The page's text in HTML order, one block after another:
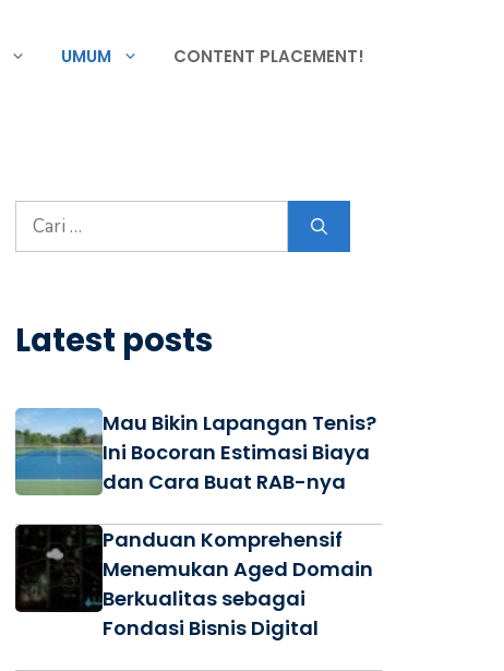
UMUM CONTENT PLACEMENT!
Cari
untuk:
Latest posts
Mau Bikin Lapangan Tenis?
Ini Bocoran Estimasi Biaya
dan Cara Buat RAB-nya
Panduan Komprehensif
Menemukan Aged Domain
Berkualitas sebagai
Fondasi Bisnis Digital